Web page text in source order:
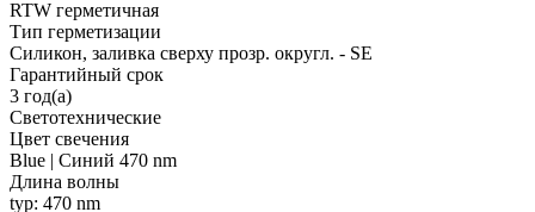
RTW герметичная
Тип герметизации
Силикон, заливка сверху прозр. округл. - SE
Гарантийный срок
3 год(а)
Светотехнические
Цвет свечения
Blue | Синий 470 nm
Длина волны
typ: 470 nm